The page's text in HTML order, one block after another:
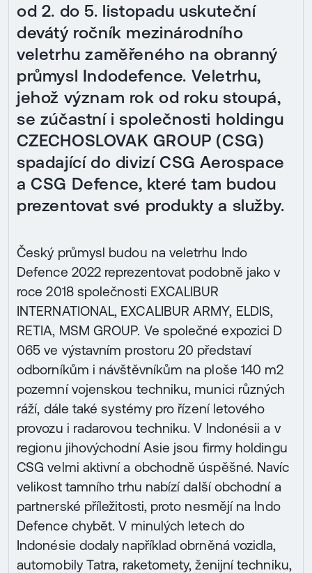
od 2. do 5. listopadu uskuteční
devátý ročník mezinárodního
veletrhu zaměřeného na obranný
průmysl Indodefence. Veletrhu,
jehož význam rok od roku stoupá,
se zúčastní i společnosti holdingu
CZECHOSLOVAK GROUP (CSG)
spadající do divizí CSG Aerospace
a CSG Defence, které tam budou
prezentovat své produkty a služby.
Český průmysl budou na veletrhu Indo
Defence 2022 reprezentovat podobně jako v
roce 2018 společnosti EXCALIBUR
INTERNATIONAL, EXCALIBUR ARMY, ELDIS,
RETIA, MSM GROUP. Ve společné expozici D
065 ve výstavním prostoru 20 představí
odborníkům i návštěvníkům na ploše 140 m2
pozemní vojenskou techniku, munici různých
ráží, dále také systémy pro řízení letového
provozu i radarovou techniku. V Indonésii a v
regionu jihovýchodní Asie jsou firmy holdingu
CSG velmi aktivní a obchodně úspěšné. Navíc
velikost tamního trhu nabízí další obchodní a
partnerské příležitosti, proto nesmějí na Indo
Defence chybět. V minulých letech do
Indonésie dodaly například obrněná vozidla,
automobily Tatra, raketomety, ženijní techniku,